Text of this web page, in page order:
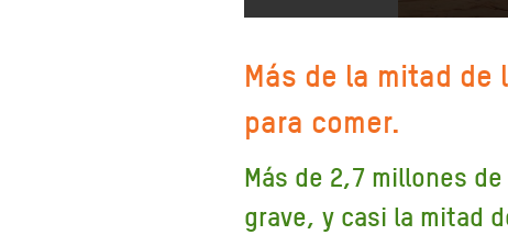
Más de la mitad
para comer.
Más de 2,7 millones
grave, y casi la mitad